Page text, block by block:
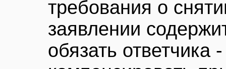
требования о
заявлении
обязать